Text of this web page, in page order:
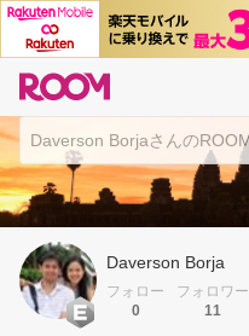
Daverson Borja
フォロー
0
フォロワー
11